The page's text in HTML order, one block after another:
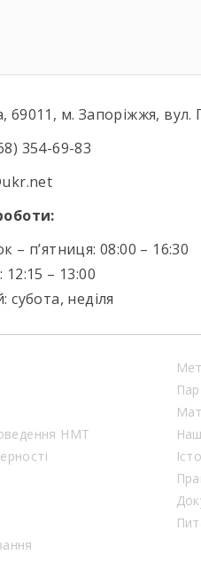
69011, м. Запоріжжя, вул.
354-69-83
– п’ятниця: 08:00 – 16:30
– 13:00
субота, неділя
НМТ